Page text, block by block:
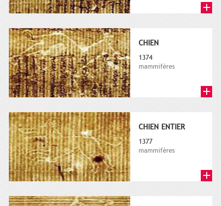
CHIEN
1374
mammifères
CHIEN ENTIER
1377
mammifères